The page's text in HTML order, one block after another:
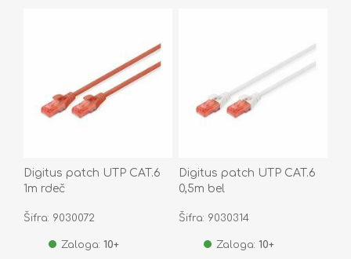
Digitus patch UTP CAT.6
1m rdeč
Šifra: 9030072
Zaloga: 10+
Digitus patch UTP CAT.6
0,5m bel
Šifra: 9030314
Zaloga: 10+